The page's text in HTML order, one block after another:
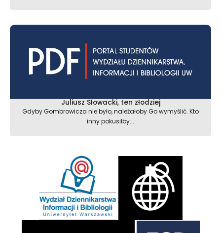
Juliusz Słowacki, ten złodziej
Gdyby Gombrowicza nie było, należałoby Go wymyślić. Kto
inny pokusiłby...